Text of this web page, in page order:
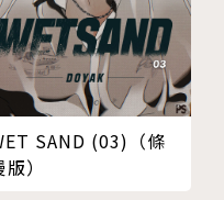
SAND (03)（條
）